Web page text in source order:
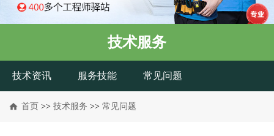
技术服务
技术资讯 服务技能 常见问题
首页 >> 技术服务 >> 常见问题